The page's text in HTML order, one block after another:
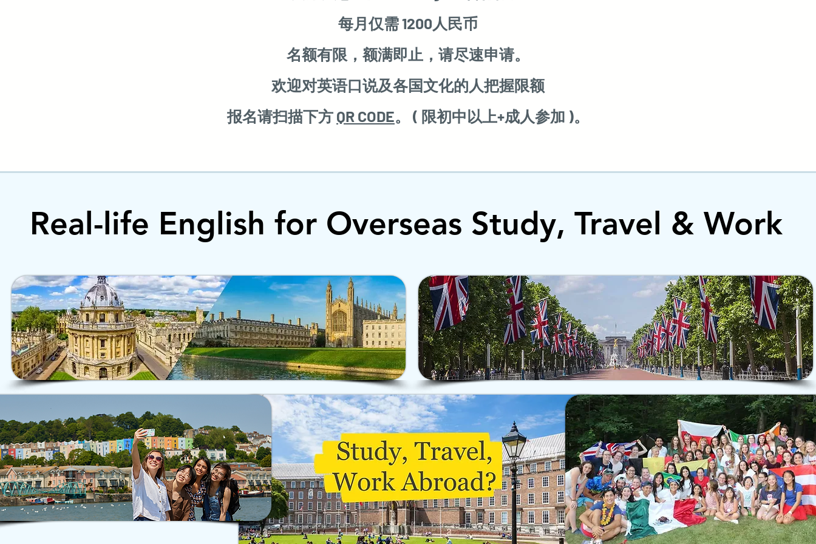
每月仅需 1200人民币
名额有限，额满即止，请尽速申请。
欢迎对英语口说及各国文化的人把握限额
报名请扫描下方 QR CODE。 ( 限初中以上+成人参加 )。
Real-life English for Overseas Study, Travel & Work
Real-life English for Overseas Study, Travel & Work